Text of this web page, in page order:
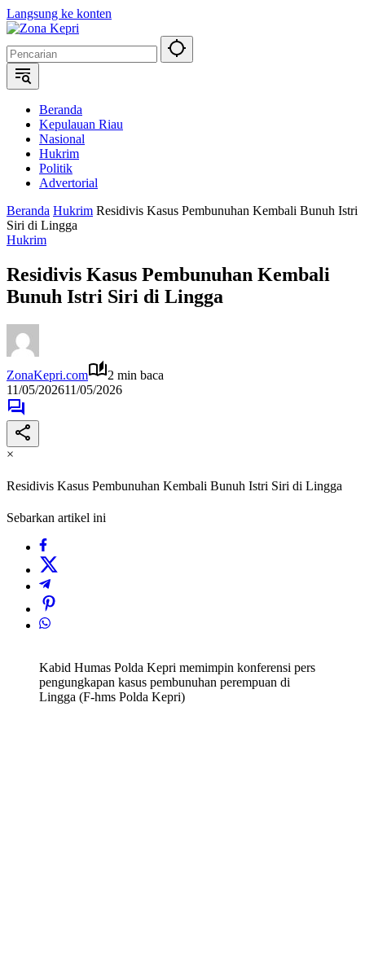
Langsung ke konten
Beranda
Kepulauan Riau
Nasional
Hukrim
Politik
Advertorial
Beranda Hukrim Residivis Kasus Pembunuhan Kembali Bunuh Istri
Siri di Lingga
Hukrim
Residivis Kasus Pembunuhan Kembali
Bunuh Istri Siri di Lingga
ZonaKepri.com
2 min baca
11/05/202611/05/2026
×
Residivis Kasus Pembunuhan Kembali Bunuh Istri Siri di Lingga
Sebarkan artikel ini
Kabid Humas Polda Kepri memimpin konferensi pers
pengungkapan kasus pembunuhan perempuan di
Lingga (F-hms Polda Kepri)